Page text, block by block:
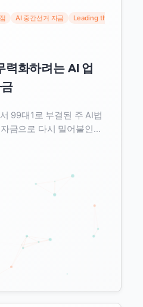
AI 중간선거 자금 Leading the Future
력화하려는 AI 업
99대1로 부결된 주 AI법
금으로 다시 밀어붙인다.